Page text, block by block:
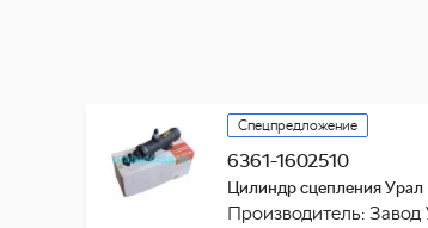
Спецпредложение
6361-1602510
Цилиндр сцепления
Производитель: